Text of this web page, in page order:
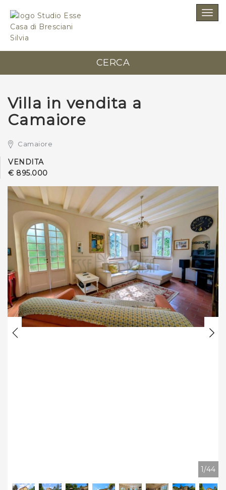
CERCA
Villa in vendita a
Camaiore
Camaiore
VENDITA
€ 895.000
1/44
SCRIVICI SENZA IMPEGNO
Studio Esse Casa di Bresciani Silvia
*Il tuo indirizzo Email
*Il tuo telefono
*Il tuo nome
*Il tuo cognome